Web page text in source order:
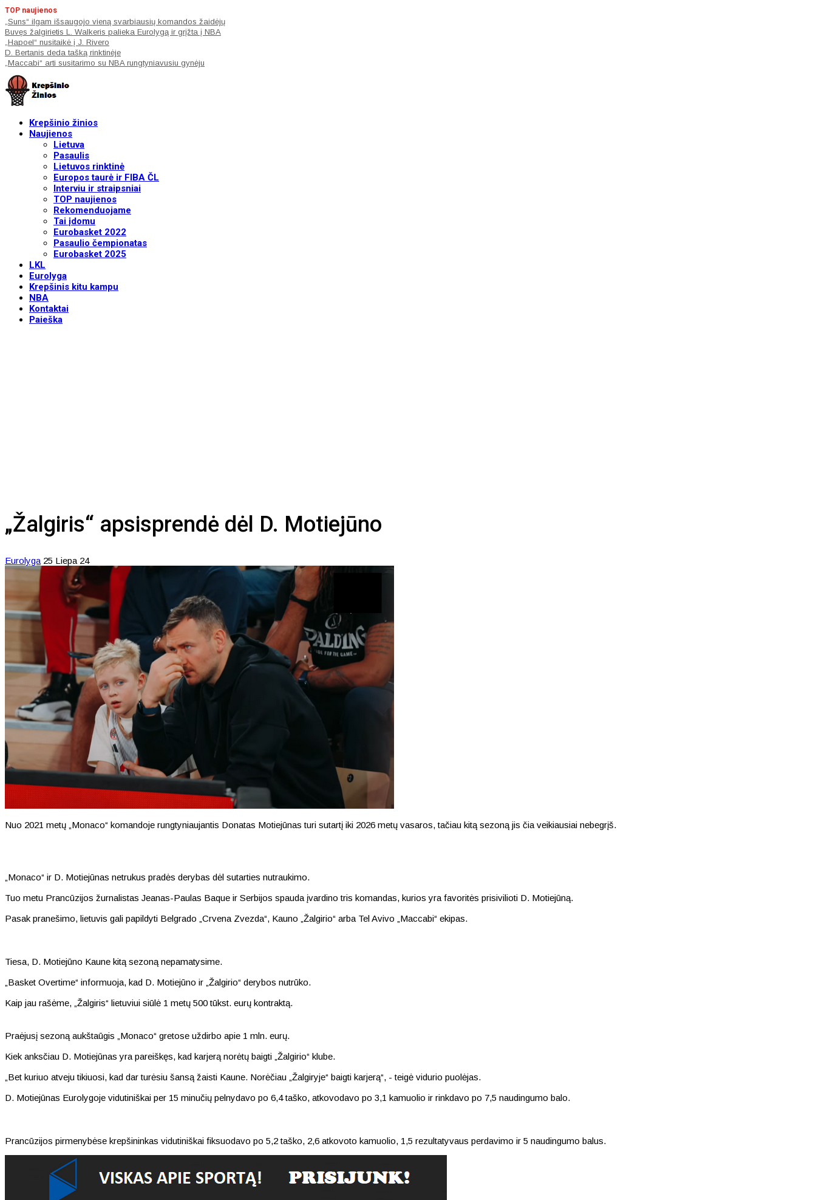
TOP naujienos
„Suns“ ilgam išsaugojo vieną svarbiausių komandos žaidėjų
Buvęs žalgirietis L. Walkeris palieka Eurolygą ir grįžta į NBA
„Hapoel“ nusitaikė į J. Rivero
D. Bertanis deda tašką rinktinėje
„Maccabi“ arti susitarimo su NBA rungtyniavusiu gynėju
Krepšinio žinios
Naujienos
Lietuva
Pasaulis
Lietuvos rinktinė
Europos taurė ir FIBA ČL
Interviu ir straipsniai
TOP naujienos
Rekomenduojame
Tai įdomu
Eurobasket 2022
Pasaulio čempionatas
Eurobasket 2025
LKL
Eurolyga
Krepšinis kitu kampu
NBA
Kontaktai
Paieška
„Žalgiris“ apsisprendė dėl D. Motiejūno
Eurolyga 25 Liepa 24
Nuo 2021 metų „Monaco“ komandoje rungtyniaujantis Donatas Motiejūnas turi sutartį iki 2026 metų vasaros, tačiau kitą sezoną jis čia veikiausiai nebegrįš.
„Monaco“ ir D. Motiejūnas netrukus pradės derybas dėl sutarties nutraukimo.
Tuo metu Prancūzijos žurnalistas Jeanas-Paulas Baque ir Serbijos spauda įvardino tris komandas, kurios yra favoritės prisivilioti D. Motiejūną.
Pasak pranešimo, lietuvis gali papildyti Belgrado „Crvena Zvezda“, Kauno „Žalgirio“ arba Tel Avivo „Maccabi“ ekipas.
Tiesa, D. Motiejūno Kaune kitą sezoną nepamatysime.
„Basket Overtime“ informuoja, kad D. Motiejūno ir „Žalgirio“ derybos nutrūko.
Kaip jau rašėme, „Žalgiris“ lietuviui siūlė 1 metų 500 tūkst. eurų kontraktą.
Praėjusį sezoną aukštaūgis „Monaco“ gretose uždirbo apie 1 mln. eurų.
Kiek anksčiau D. Motiejūnas yra pareiškęs, kad karjerą norėtų baigti „Žalgirio“ klube.
„Bet kuriuo atveju tikiuosi, kad dar turėsiu šansą žaisti Kaune. Norėčiau „Žalgiryje“ baigti karjerą“, - teigė vidurio puolėjas.
D. Motiejūnas Eurolygoje vidutiniškai per 15 minučių pelnydavo po 6,4 taško, atkovodavo po 3,1 kamuolio ir rinkdavo po 7,5 naudingumo balo.
Prancūzijos pirmenybėse krepšininkas vidutiniškai fiksuodavo po 5,2 taško, 2,6 atkovoto kamuolio, 1,5 rezultatyvaus perdavimo ir 5 naudingumo balus.